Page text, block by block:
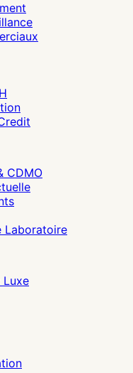
CDMO
Laboratoire
Luxe